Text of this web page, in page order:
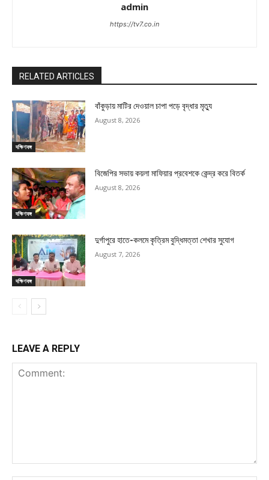
admin
https://tv7.co.in
RELATED ARTICLES
দক্ষিণবঙ্গ
বাঁকুড়ায় মাটির দেওয়াল চাপা পড়ে বৃদ্ধার মৃত্যু
August 8, 2026
দক্ষিণবঙ্গ
বিজেপির সভায় কয়লা মাফিয়ার প্রবেশকে কেন্দ্র করে বিতর্ক
August 8, 2026
দক্ষিণবঙ্গ
দুর্গাপুরে হাতে-কলমে কৃত্রিম বুদ্ধিমত্তা শেখার সুযোগ
August 7, 2026
LEAVE A REPLY